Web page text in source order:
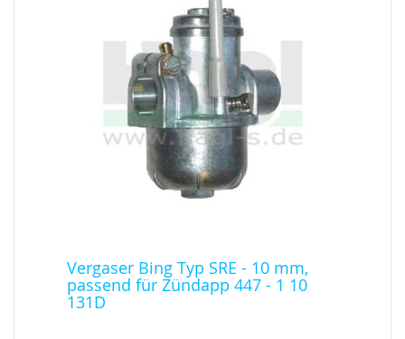
Vergaser Bing Typ SRE - 10 mm,
passend für Zündapp 447 - 1 10
131D